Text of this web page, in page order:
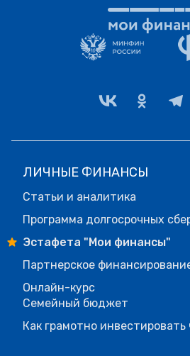
ЛИЧНЫЕ ФИНАНСЫ
Статьи и аналитика
Программа долгосрочных
Эстафета "Мои финансы"
Партнерское
Онлайн-курс
Семейный бюджет
Как грамотно